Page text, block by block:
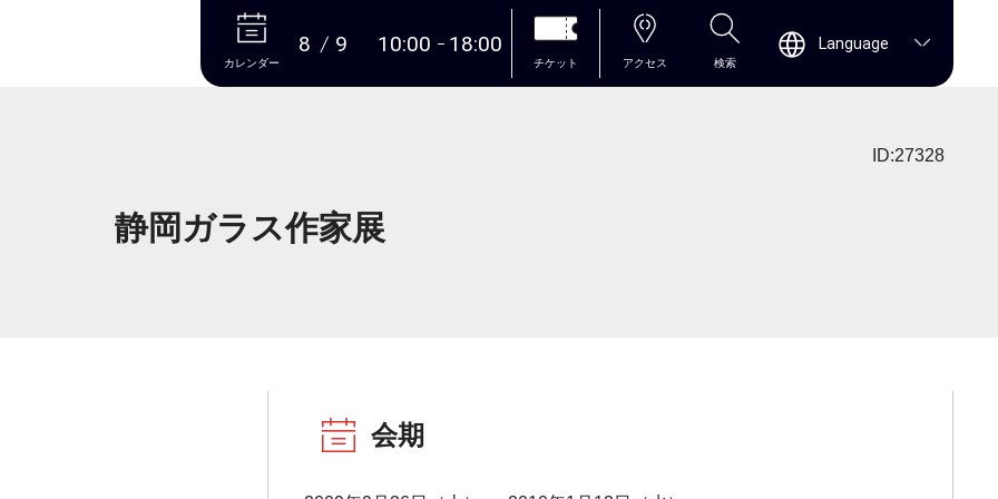
本文へ
カレンダー
8 9 10:00 18:00
チケット アクセス 検索
Language
ID:27328
静岡ガラス作家展
会期